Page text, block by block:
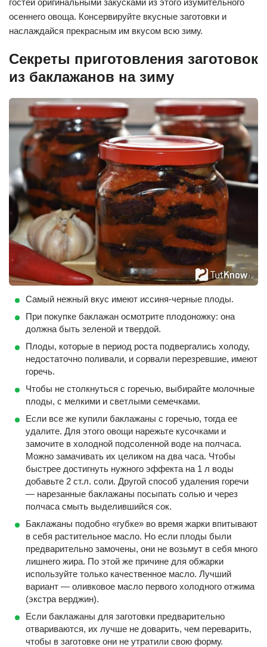
осеннего овоща. Консервируйте вкусные заготовки и
наслаждайся прекрасным им вкусом всю зиму.
Секреты приготовления заготовок
из баклажанов на зиму
Самый нежный вкус имеют иссиня-черные плоды.
При покупке баклажан осмотрите плодоножку: она
должна быть зеленой и твердой.
Плоды, которые в период роста подвергались холоду,
недостаточно поливали, и сорвали перезревшие, имеют
горечь.
Чтобы не столкнуться с горечью, выбирайте молочные
плоды, с мелкими и светлыми семечками.
Если все же купили баклажаны с горечью, тогда ее
удалите. Для этого овощи нарежьте кусочками и
замочите в холодной подсоленной воде на полчаса.
Можно замачивать их целиком на два часа. Чтобы
быстрее достигнуть нужного эффекта на 1 л воды
добавьте 2 ст.л. соли. Другой способ удаления горечи
— нарезанные баклажаны посыпать солью и через
полчаса смыть выделившийся сок.
Баклажаны подобно «губке» во время жарки впитывают
в себя растительное масло. Но если плоды были
предварительно замочены, они не возьмут в себя много
лишнего жира. По этой же причине для обжарки
используйте только качественное масло. Лучший
вариант — оливковое масло первого холодного отжима
(экстра верджин).
Если баклажаны для заготовки предварительно
отвариваются, их лучше не доварить, чем переварить,
чтобы в заготовке они не утратили свою форму.